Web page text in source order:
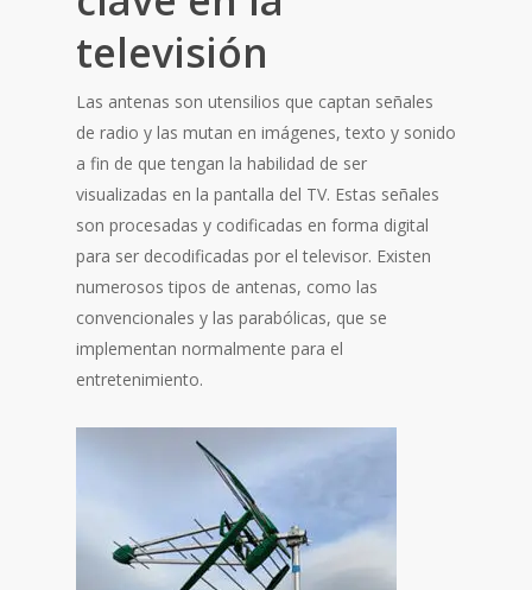
televisión
Las antenas son utensilios que captan señales
de radio y las mutan en imágenes, texto y sonido
a fin de que tengan la habilidad de ser
visualizadas en la pantalla del TV. Estas señales
son procesadas y codificadas en forma digital
para ser decodificadas por el televisor. Existen
numerosos tipos de antenas, como las
convencionales y las parabólicas, que se
implementan normalmente para el
entretenimiento.